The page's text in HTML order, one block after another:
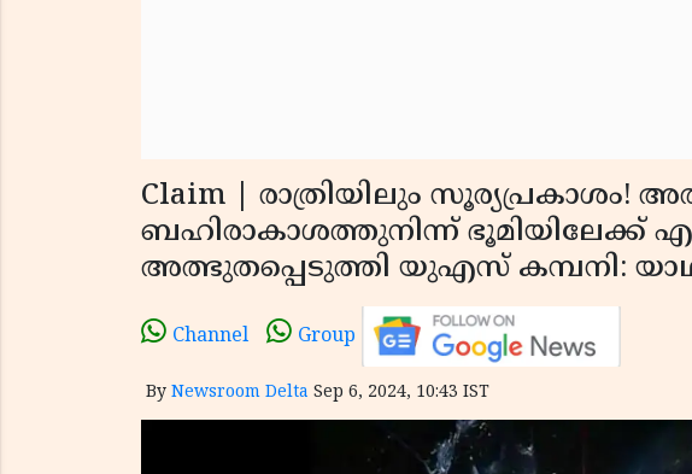
Claim | രാത്രിയിലും സൂര്യപ്രകാശം!
ബഹിരാകാശത്തുനിന്ന് ഭൂമിയിലേക്ക്
അത്ഭുതപ്പെടുത്തി യുഎസ് കമ്പനി:
Channel Group
By Newsroom Delta Sep 6, 2024, 10:43 IST